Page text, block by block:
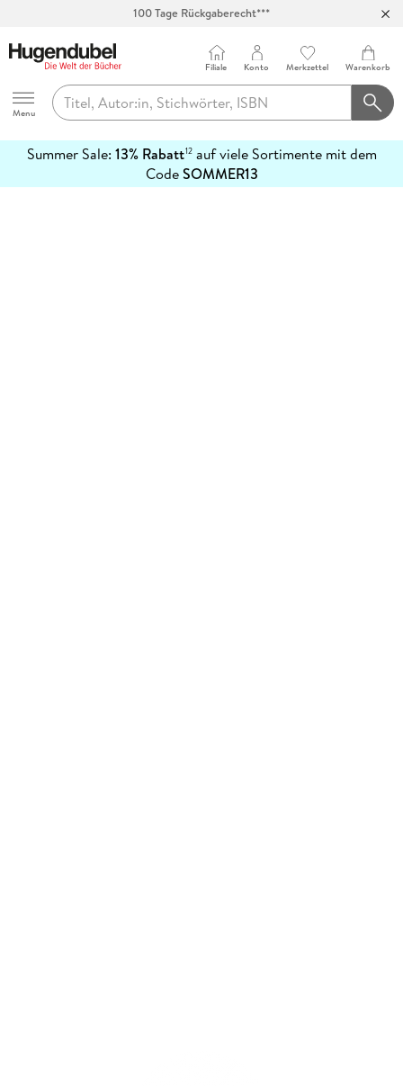
100 Tage Rückgaberecht***
Hugendubel
Menu
Filiale Konto Merkzettel Warenkorb
Summer Sale: 13% Rabatt12auf viele Sortimente mit dem
CodeSOMMER13
erfahren